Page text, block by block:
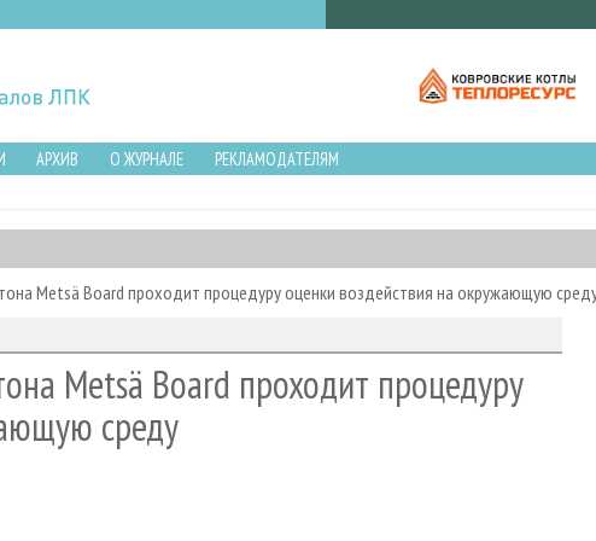
АРХИВ О ЖУРНАЛЕ
РЕКЛАМОДАТЕЛЯМ
Metsä Board проходит процедуру оценки воздействия на окружающую
Metsä Board проходит процедуру
среду